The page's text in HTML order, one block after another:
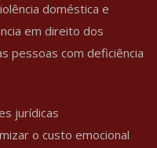
doméstica e
em direito dos
pessoas com deficiência
jurídicas
o custo emocional